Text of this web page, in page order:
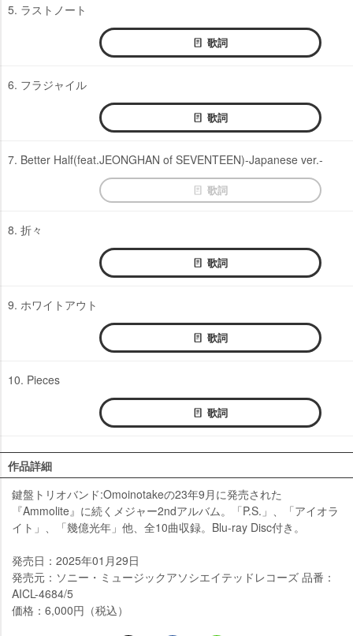
5. ラストノート
歌詞
6. フラジャイル
歌詞
7. Better Half(feat.JEONGHAN of SEVENTEEN)-Japanese ver.-
歌詞
8. 折々
歌詞
9. ホワイトアウト
歌詞
10. Pieces
歌詞
作品詳細
鍵盤トリオバンド:Omoinotakeの23年9月に発売された
『Ammolite』に続くメジャー2ndアルバム。「P.S.」、「アイオラ
イト」、「幾億光年」他、全10曲収録。Blu-ray Disc付き。
発売日：2025年01月29日
発売元：ソニー・ミュージックアソシエイテッドレコーズ 品番：
AICL-4684/5
価格：6,000円（税込）